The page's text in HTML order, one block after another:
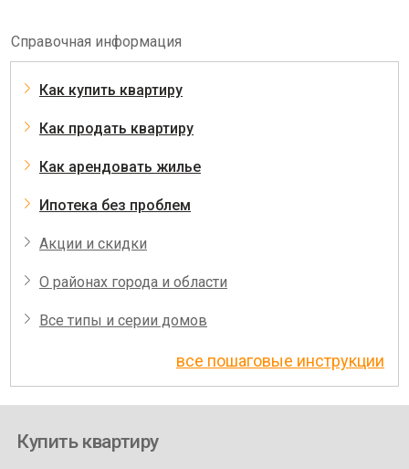
Справочная информация
Как купить квартиру
Как продать квартиру
Как арендовать жилье
Ипотека без проблем
Акции и скидки
О районах города и области
Все типы и серии домов
все пошаговые инструкции
Купить квартиру